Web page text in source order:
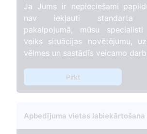
Ja Jums ir nepieciešami
nav iekļauti standarta
pakalpojumā, mūsu
veiks situācijas novētējumu,
vēlmes un sastādīs veicamo
Pirkt
Apbedījuma vietas labiekārtošana